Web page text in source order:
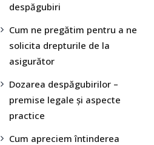
despăgubiri
Cum ne pregătim pentru a ne
solicita drepturile de la
asigurător
Dozarea despăgubirilor –
premise legale și aspecte
practice
Cum apreciem întinderea